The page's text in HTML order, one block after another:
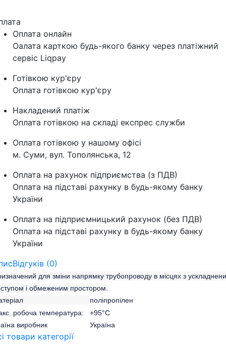
Оплата онлайн
Оалата карткою будь-якого банку через платіжний
сервіс Liqpay
Готівкою кур'єру
Оплата готівкою кур'єру
Накладений платіж
Оплата готівкою на складі експрес служби
Оплата готівкою у нашому офісі
м. Суми, вул. Тополянська, 12
Оплата на рахунок підприємства (з ПДВ)
Оплата на підставі рахунку в будь-якому банку
України
Оплата на підприємницький рахунок (без ПДВ)
Оплата на підставі рахунку в будь-якому банку
України
Відгуків (0)
для зміни напрямку трубопроводу в місцях з
і обмеженим простором.
поліпропілен
робоча температура: +95°C
виробник Україна
товари категорії